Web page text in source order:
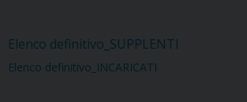
Elenco definitivo_SUPPLENTI
Elenco definitivo_INCARICATI